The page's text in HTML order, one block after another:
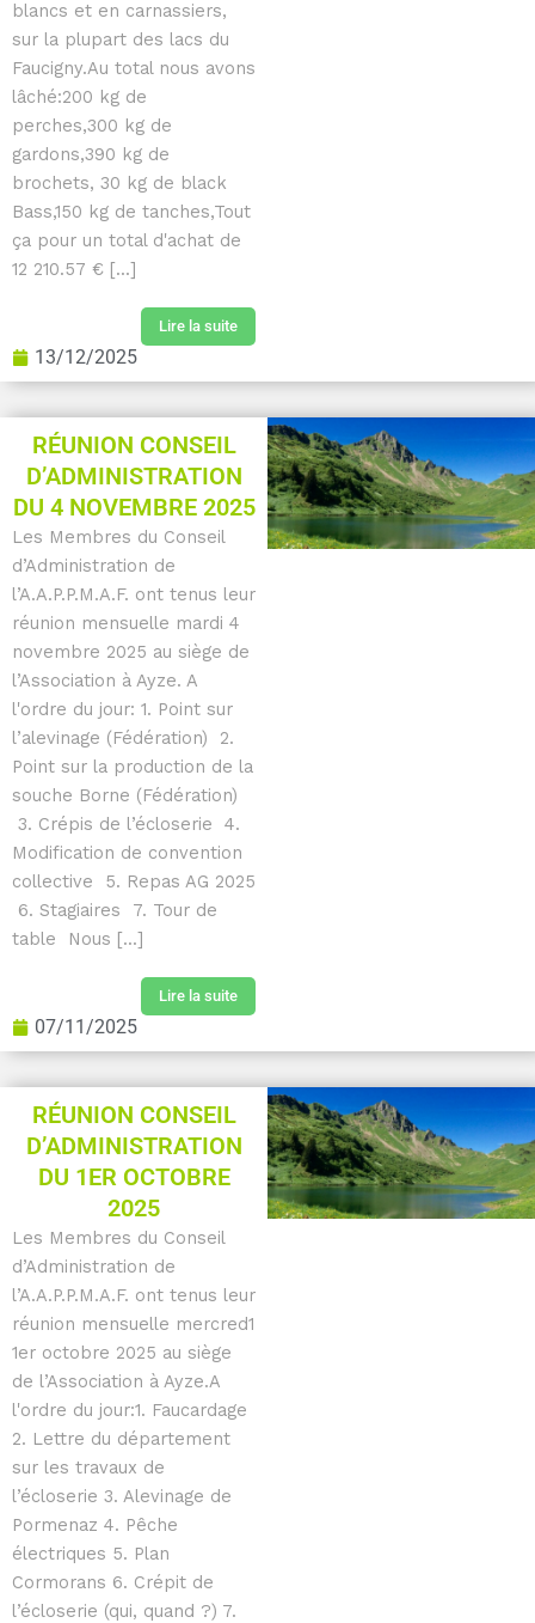
blancs et en carnassiers,
sur la plupart des lacs du
Faucigny.Au total nous avons
lâché:200 kg de
perches,300 kg de
gardons,390 kg de
brochets, 30 kg de black
Bass,150 kg de tanches,Tout
ça pour un total d'achat de
12 210.57 € [...]
Lire la suite
13/12/2025
RÉUNION CONSEIL
D’ADMINISTRATION
DU 4 NOVEMBRE 2025
Les Membres du Conseil
d’Administration de
l’A.A.P.P.M.A.F. ont tenus leur
réunion mensuelle mardi 4
novembre 2025 au siège de
l’Association à Ayze. A
l'ordre du jour: 1. Point sur
l’alevinage (Fédération) 2.
Point sur la production de la
souche Borne (Fédération)
3. Crépis de l’écloserie 4.
Modification de convention
collective 5. Repas AG 2025
6. Stagiaires 7. Tour de
table Nous [...]
Lire la suite
07/11/2025
RÉUNION CONSEIL
D’ADMINISTRATION
DU 1ER OCTOBRE
2025
Les Membres du Conseil
d’Administration de
l’A.A.P.P.M.A.F. ont tenus leur
réunion mensuelle mercred1
1er octobre 2025 au siège
de l’Association à Ayze.A
l'ordre du jour:1. Faucardage
2. Lettre du département
sur les travaux de
l’écloserie 3. Alevinage de
Pormenaz 4. Pêche
électriques 5. Plan
Cormorans 6. Crépit de
l’écloserie (qui, quand ?) 7.